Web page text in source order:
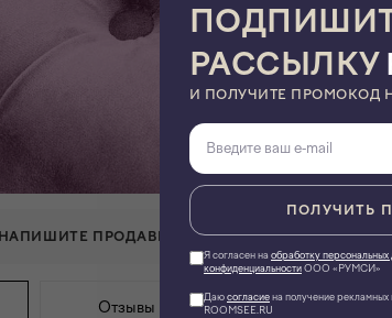
НАПИШИТЕ ПРОДАВЦУ, ЕСЛИ ХОТИТЕ ТОВАР ПО
Отзывы Инструкция
РАССЫЛКУ
И ПОЛУЧИТЕ ПРОМОКОД
ПОЛУЧИТЬ
Я согласен на обработку персональных
конфиденциальностиООО «РУМСИ»
Даюсогласиена получение
ROOMSEE.RU